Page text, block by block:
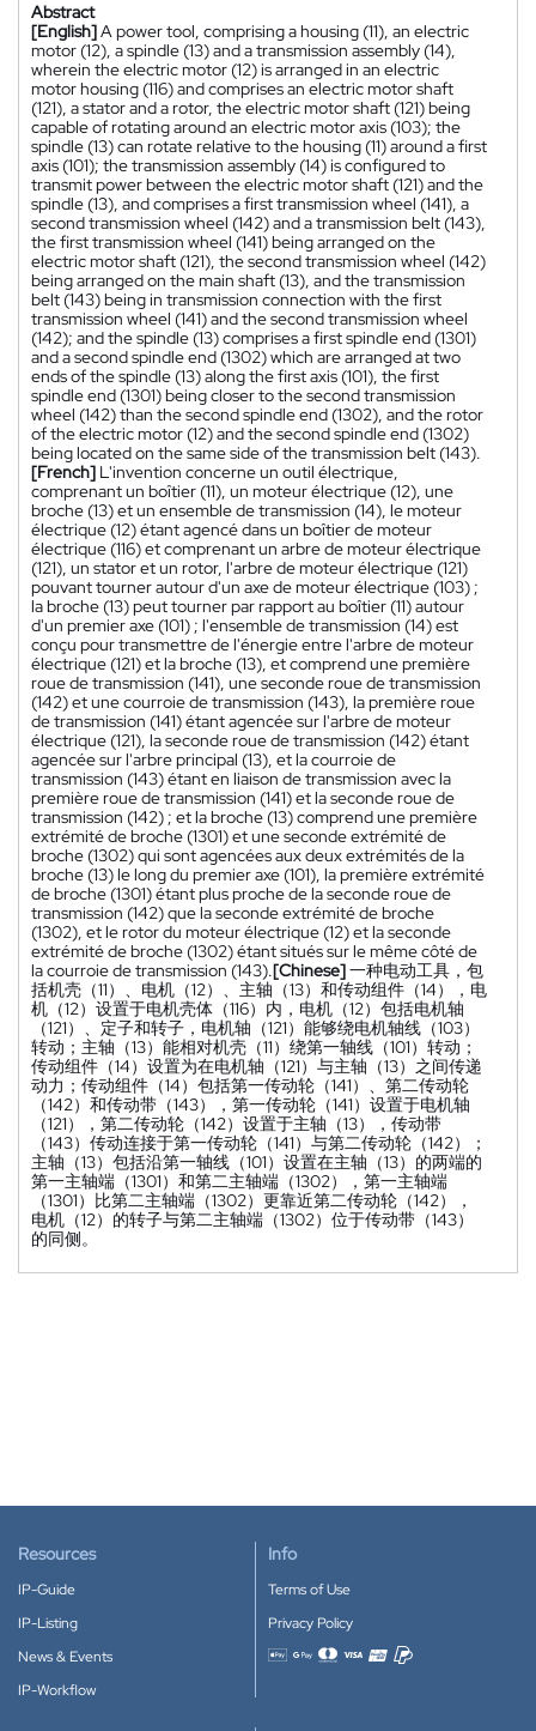
Abstract
[English]A power tool, comprising a housing (11), an electric
motor (12), a spindle (13) and a transmission assembly (14),
wherein the electric motor (12) is arranged in an electric
motor housing (116) and comprises an electric motor shaft
(121), a stator and a rotor, the electric motor shaft (121) being
capable of rotating around an electric motor axis (103); the
spindle (13) can rotate relative to the housing (11) around a first
axis (101); the transmission assembly (14) is configured to
transmit power between the electric motor shaft (121) and the
spindle (13), and comprises a first transmission wheel (141), a
second transmission wheel (142) and a transmission belt (143),
the first transmission wheel (141) being arranged on the
electric motor shaft (121), the second transmission wheel (142)
being arranged on the main shaft (13), and the transmission
belt (143) being in transmission connection with the first
transmission wheel (141) and the second transmission wheel
(142); and the spindle (13) comprises a first spindle end (1301)
and a second spindle end (1302) which are arranged at two
ends of the spindle (13) along the first axis (101), the first
spindle end (1301) being closer to the second transmission
wheel (142) than the second spindle end (1302), and the rotor
of the electric motor (12) and the second spindle end (1302)
being located on the same side of the transmission belt (143).
[French] L'invention concerne un outil électrique,
comprenant un boîtier (11), un moteur électrique (12), une
broche (13) et un ensemble de transmission (14), le moteur
électrique (12) étant agencé dans un boîtier de moteur
électrique (116) et comprenant un arbre de moteur électrique
(121), un stator et un rotor, l'arbre de moteur électrique (121)
pouvant tourner autour d'un axe de moteur électrique (103) ;
la broche (13) peut tourner par rapport au boîtier (11) autour
d'un premier axe (101) ; l'ensemble de transmission (14) est
conçu pour transmettre de l'énergie entre l'arbre de moteur
électrique (121) et la broche (13), et comprend une première
roue de transmission (141), une seconde roue de transmission
(142) et une courroie de transmission (143), la première roue
de transmission (141) étant agencée sur l'arbre de moteur
électrique (121), la seconde roue de transmission (142) étant
agencée sur l'arbre principal (13), et la courroie de
transmission (143) étant en liaison de transmission avec la
première roue de transmission (141) et la seconde roue de
transmission (142) ; et la broche (13) comprend une première
extrémité de broche (1301) et une seconde extrémité de
broche (1302) qui sont agencées aux deux extrémités de la
broche (13) le long du premier axe (101), la première extrémité
de broche (1301) étant plus proche de la seconde roue de
transmission (142) que la seconde extrémité de broche
(1302), et le rotor du moteur électrique (12) et la seconde
extrémité de broche (1302) étant situés sur le même côté de
la courroie de transmission (143).[Chinese]一种电动工具，包
括机壳（11）、电机（12）、主轴（13）和传动组件（14），电
机（12）设置于电机壳体（116）内，电机（12）包括电机轴
（121）、定子和转子，电机轴（121）能够绕电机轴线（103）
转动；主轴（13）能相对机壳（11）绕第一轴线（101）转动；
传动组件（14）设置为在电机轴（121）与主轴（13）之间传递
动力；传动组件（14）包括第一传动轮（141）、第二传动轮
（142）和传动带（143），第一传动轮（141）设置于电机轴
（121），第二传动轮（142）设置于主轴（13），传动带
（143）传动连接于第一传动轮（141）与第二传动轮（142）；
主轴（13）包括沿第一轴线（101）设置在主轴（13）的两端的
第一主轴端（1301）和第二主轴端（1302），第一主轴端
（1301）比第二主轴端（1302）更靠近第二传动轮（142），
电机（12）的转子与第二主轴端（1302）位于传动带（143）
的同侧。
Resources
IP-Guide
IP-Listing
News & Events
IP-Workflow
Info
Terms of Use
Privacy Policy
Accepted payment methods